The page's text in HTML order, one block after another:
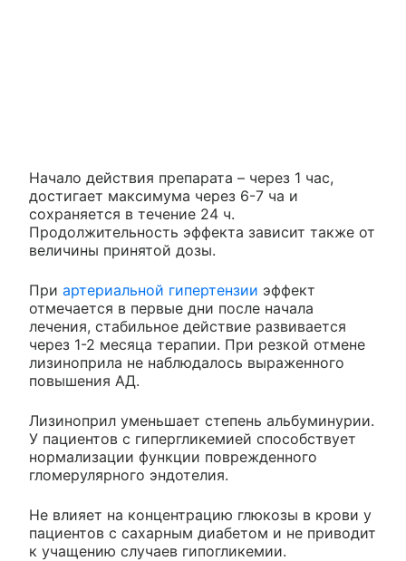
Начало действия препарата – через 1 час,
достигает максимума через 6-7 ча и
сохраняется в течение 24 ч.
Продолжительность эффекта зависит также от
величины принятой дозы.
При артериальной гипертензии эффект
отмечается в первые дни после начала
лечения, стабильное действие развивается
через 1-2 месяца терапии. При резкой отмене
лизиноприла не наблюдалось выраженного
повышения АД.
Лизиноприл уменьшает степень альбуминурии.
У пациентов с гипергликемией способствует
нормализации функции поврежденного
гломерулярного эндотелия.
Не влияет на концентрацию глюкозы в крови у
пациентов с сахарным диабетом и не приводит
к учащению случаев гипогликемии.